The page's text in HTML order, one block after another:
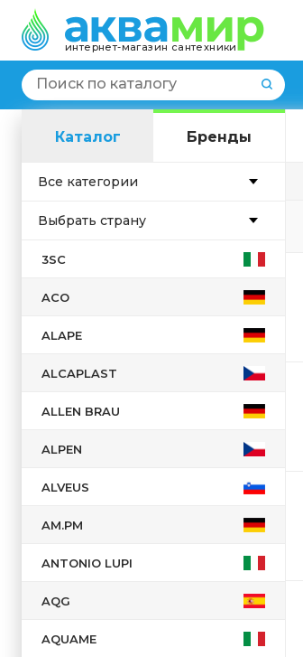
интернет-магазин сантехники
Каталог Бренды
Все категории
Выбрать страну
Англия
Испания
Латвия
Польша
Сербия
Турция
Финляндия
3SC
ACO
ALAPE
ALCAPLAST
ALLEN BRAU
ALPEN
ALVEUS
AM.PM
ANTONIO LUPI
AQG
AQUAME